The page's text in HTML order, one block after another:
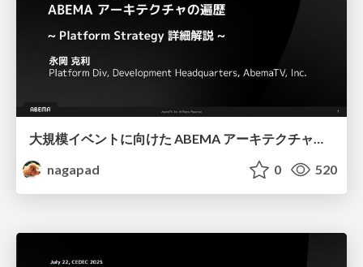
nagapad
0 520